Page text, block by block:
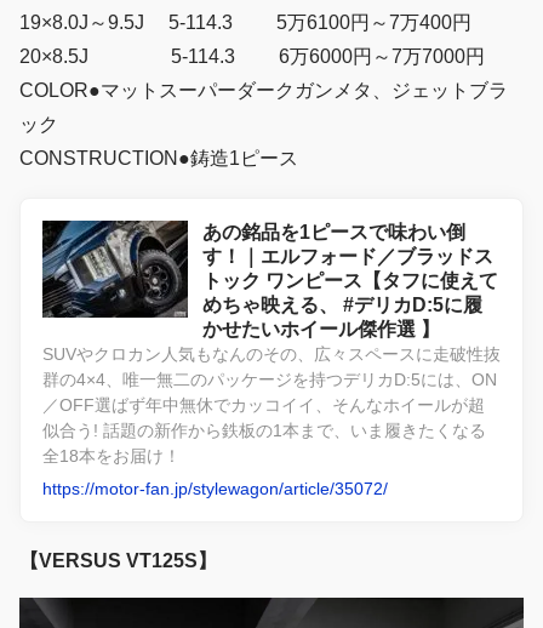
19×8.0J～9.5J 5-114.3 5万6100円～7万400円
20×8.5J 5-114.3 6万6000円～7万7000円
COLOR●マットスーパーダークガンメタ、ジェットブラ
ック
CONSTRUCTION●鋳造1ピース
あの銘品を1ピースで味わい倒
す！｜エルフォード／ブラッドス
トック ワンピース【タフに使えて
めちゃ映える、 #デリカD:5に履
かせたいホイール傑作選 】
SUVやクロカン人気もなんのその、広々スペースに走破性抜
群の4×4、唯一無二のパッケージを持つデリカD:5には、ON
／OFF選ばず年中無休でカッコイイ、そんなホイールが超
似合う! 話題の新作から鉄板の1本まで、いま履きたくなる
全18本をお届け！
https://motor-fan.jp/stylewagon/article/35072/
【VERSUS VT125S】